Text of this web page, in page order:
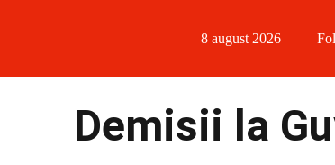
8 august 2026
Demisii la